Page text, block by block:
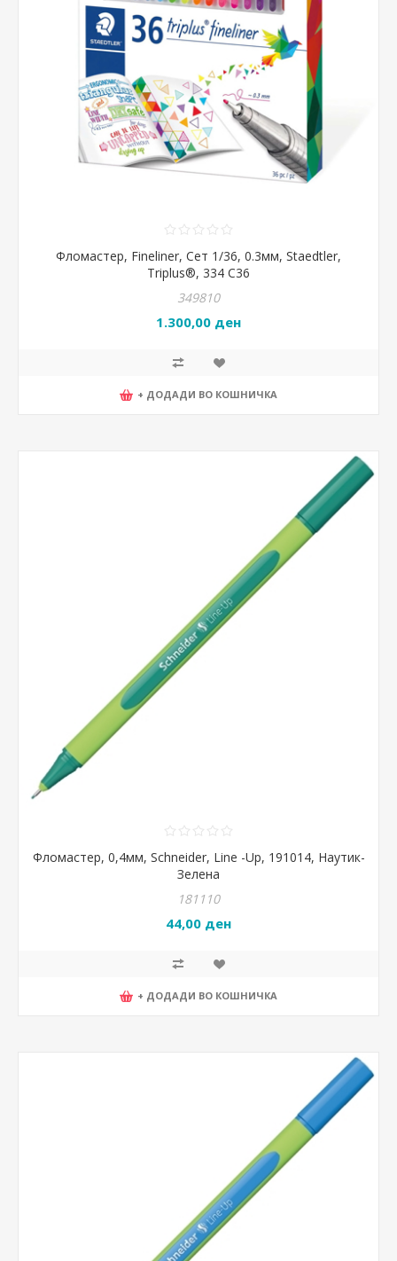
Фломастер, Fineliner, Сет 1/36, 0.3мм, Staedtler,
Triplus®, 334 C36
349810
1.300,00 ден
+ ДОДАДИ ВО КОШНИЧКА
Фломастер, 0,4мм, Schneider, Line -Up, 191014, Наутик-
Зелена
181110
44,00 ден
+ ДОДАДИ ВО КОШНИЧКА